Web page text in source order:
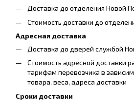
Доставка до отделения Новой
Стоимость доставки до
Адресная доставка
Доставка до дверей службой
Стоимость адресной доставки
тарифам перевозчика в
товара, весa, адреса доставки
Сроки доставки